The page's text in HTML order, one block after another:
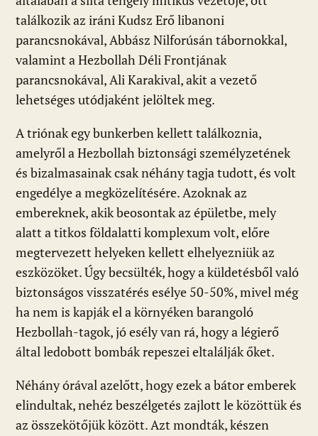
találkozik az iráni Kudsz Erő libanoni
parancsnokával, Abbász Nilforúsán tábornokkal,
valamint a Hezbollah Déli Frontjának
parancsnokával, Ali Karakival, akit a vezető
lehetséges utódjaként jelöltek meg.
A triónak egy bunkerben kellett találkoznia,
amelyről a Hezbollah biztonsági személyzetének
és bizalmasainak csak néhány tagja tudott, és volt
engedélye a megközelítésére. Azoknak az
embereknek, akik beosontak az épületbe, mely
alatt a titkos földalatti komplexum volt, előre
megtervezett helyeken kellett elhelyezniük az
eszközöket. Úgy becsülték, hogy a küldetésből való
biztonságos visszatérés esélye 50-50%, mivel még
ha nem is kapják el a környéken barangoló
Hezbollah-tagok, jó esély van rá, hogy a légierő
által ledobott bombák repeszei eltalálják őket.
Néhány órával azelőtt, hogy ezek a bátor emberek
elindultak, nehéz beszélgetés zajlott le közöttük és
az összekötőjük között. Azt mondták, készen